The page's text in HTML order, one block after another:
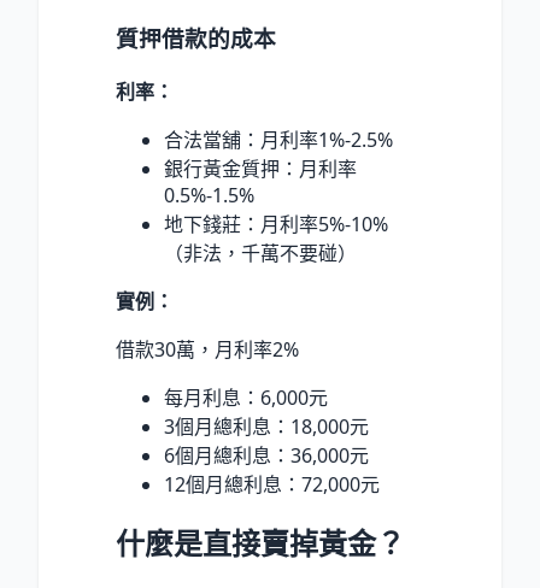
質押借款的成本
利率：
合法當舖：月利率1%-2.5%
銀行黃金質押：月利率
0.5%-1.5%
地下錢莊：月利率5%-10%
（非法，千萬不要碰）
實例：
借款30萬，月利率2%
每月利息：6,000元
3個月總利息：18,000元
6個月總利息：36,000元
12個月總利息：72,000元
什麼是直接賣掉黃金？